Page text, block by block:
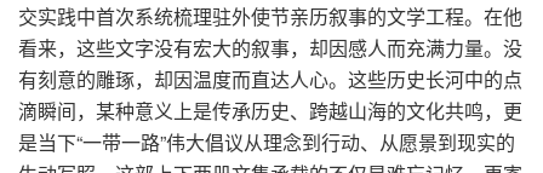
交实践中首次系统梳理驻外使节亲历叙事的文学工程。在他
看来，这些文字没有宏大的叙事，却因感人而充满力量。没
有刻意的雕琢，却因温度而直达人心。这些历史长河中的点
滴瞬间，某种意义上是传承历史、跨越山海的文化共鸣，更
是当下“一带一路”伟大倡议从理念到行动、从愿景到现实的